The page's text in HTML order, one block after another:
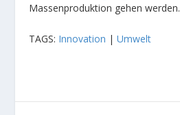
Massenproduktion gehen werden.
TAGS: Innovation |Umwelt